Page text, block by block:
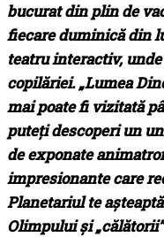
bucurat din plin de
fiecare duminică din
teatru interactiv,
copilăriei. „Lumea
mai poate fi vizitată
puteți descoperi un
de exponate
impresionante care
Planetariul te
Olimpului și